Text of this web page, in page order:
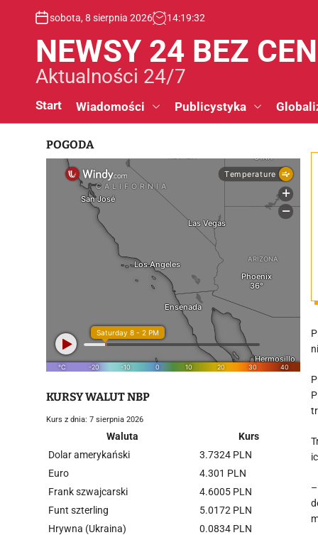
sobota, 8 sierpnia 2026 14:19:33
NEWSY 24 BEZ
Aktualności 24/7
Start Wiadomości Publicystyka
POGODA
KURSY WALUT NBP
Kurs z dnia: 7 sierpnia 2026
Waluta
Kurs
Dolar amerykański
3.7324 PLN
Euro
4.301 PLN
Frank szwajcarski
4.6005 PLN
Funt szterling
5.0172 PLN
Hrywna (Ukraina)
0.0834 PLN